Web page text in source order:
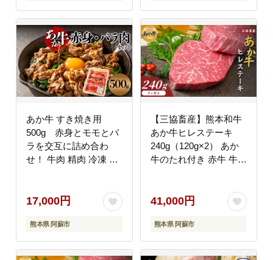
褒美 お祝い 人気 晩ご
あか牛 すき焼き用
500g 赤身とモモとバ
ラを交互に詰め合わ
せ！ 牛肉 精肉 冷凍 便
暮 ギフト 熊本県 阿蘇
17,000円
熊本県 阿蘇市
【三協畜産】熊本和牛
あか牛ヒレステーキ
240g（120g×2） あか
牛のたれ付き 赤牛 牛肉
豪華 おかず 手軽 ご褒
美 お祝い 人気 晩ご飯
焼くだけ 熊本県 阿蘇市
41,000円
熊本県 阿蘇市